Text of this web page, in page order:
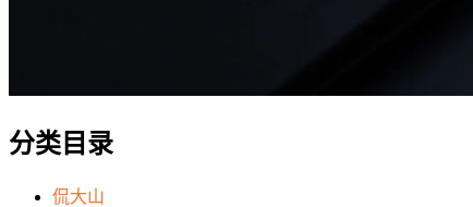
分类目录
侃大山